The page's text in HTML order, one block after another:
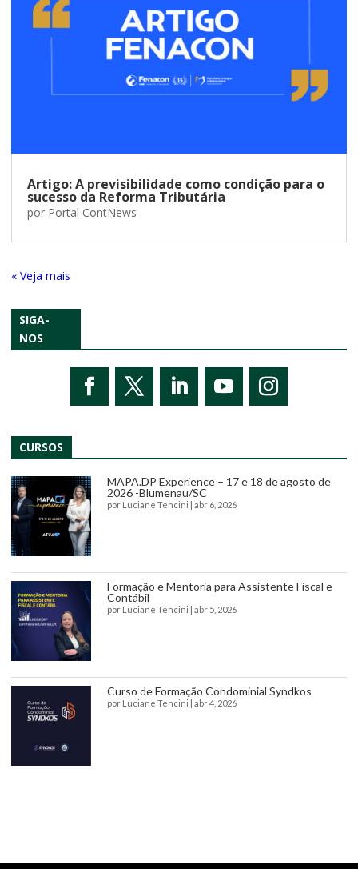
Artigo: A previsibilidade como condição para o
sucesso da Reforma Tributária
por Portal ContNews
« Entradas Antigas
SIGA-
NOS
CURSOS
MAPA.DP Experience – 17 e 18 de agosto de
2026 -Blumenau/SC
por Luciane Tencini | abr 6, 2026
Formação e Mentoria para Assistente Fiscal e
Contábil
por Luciane Tencini | abr 5, 2026
Curso de Formação Condominial Syndkos
por Luciane Tencini | abr 4, 2026